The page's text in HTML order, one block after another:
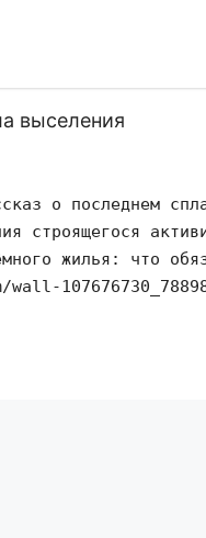
выселения
о последнем
строящегося
жилья: что